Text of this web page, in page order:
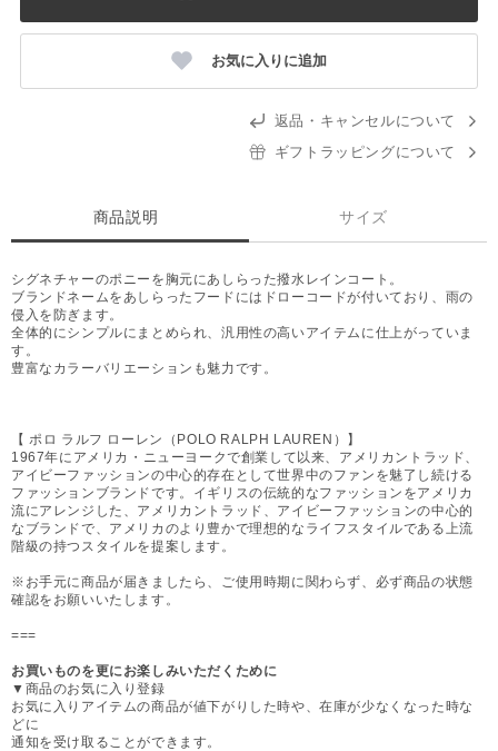
お気に入りに追加
返品・キャンセルについて
ギフトラッピングについて
商品説明 サイズ
シグネチャーのポニーを胸元にあしらった撥水レインコート。
ブランドネームをあしらったフードにはドローコードが付いており、雨の
侵入を防ぎます。
全体的にシンプルにまとめられ、汎用性の高いアイテムに仕上がっていま
す。
豊富なカラーバリエーションも魅力です。
【 ポロ ラルフ ローレン（POLO RALPH LAUREN）】
1967年にアメリカ・ニューヨークで創業して以来、アメリカントラッド、
アイビーファッションの中心的存在として世界中のファンを魅了し続ける
ファッションブランドです。イギリスの伝統的なファッションをアメリカ
流にアレンジした、アメリカントラッド、アイビーファッションの中心的
なブランドで、アメリカのより豊かで理想的なライフスタイルである上流
階級の持つスタイルを提案します。
※お手元に商品が届きましたら、ご使用時期に関わらず、必ず商品の状態
確認をお願いいたします。
===
お買いものを更にお楽しみいただくために
▼商品のお気に入り登録
お気に入りアイテムの商品が値下がりした時や、在庫が少なくなった時な
どに
通知を受け取ることができます。